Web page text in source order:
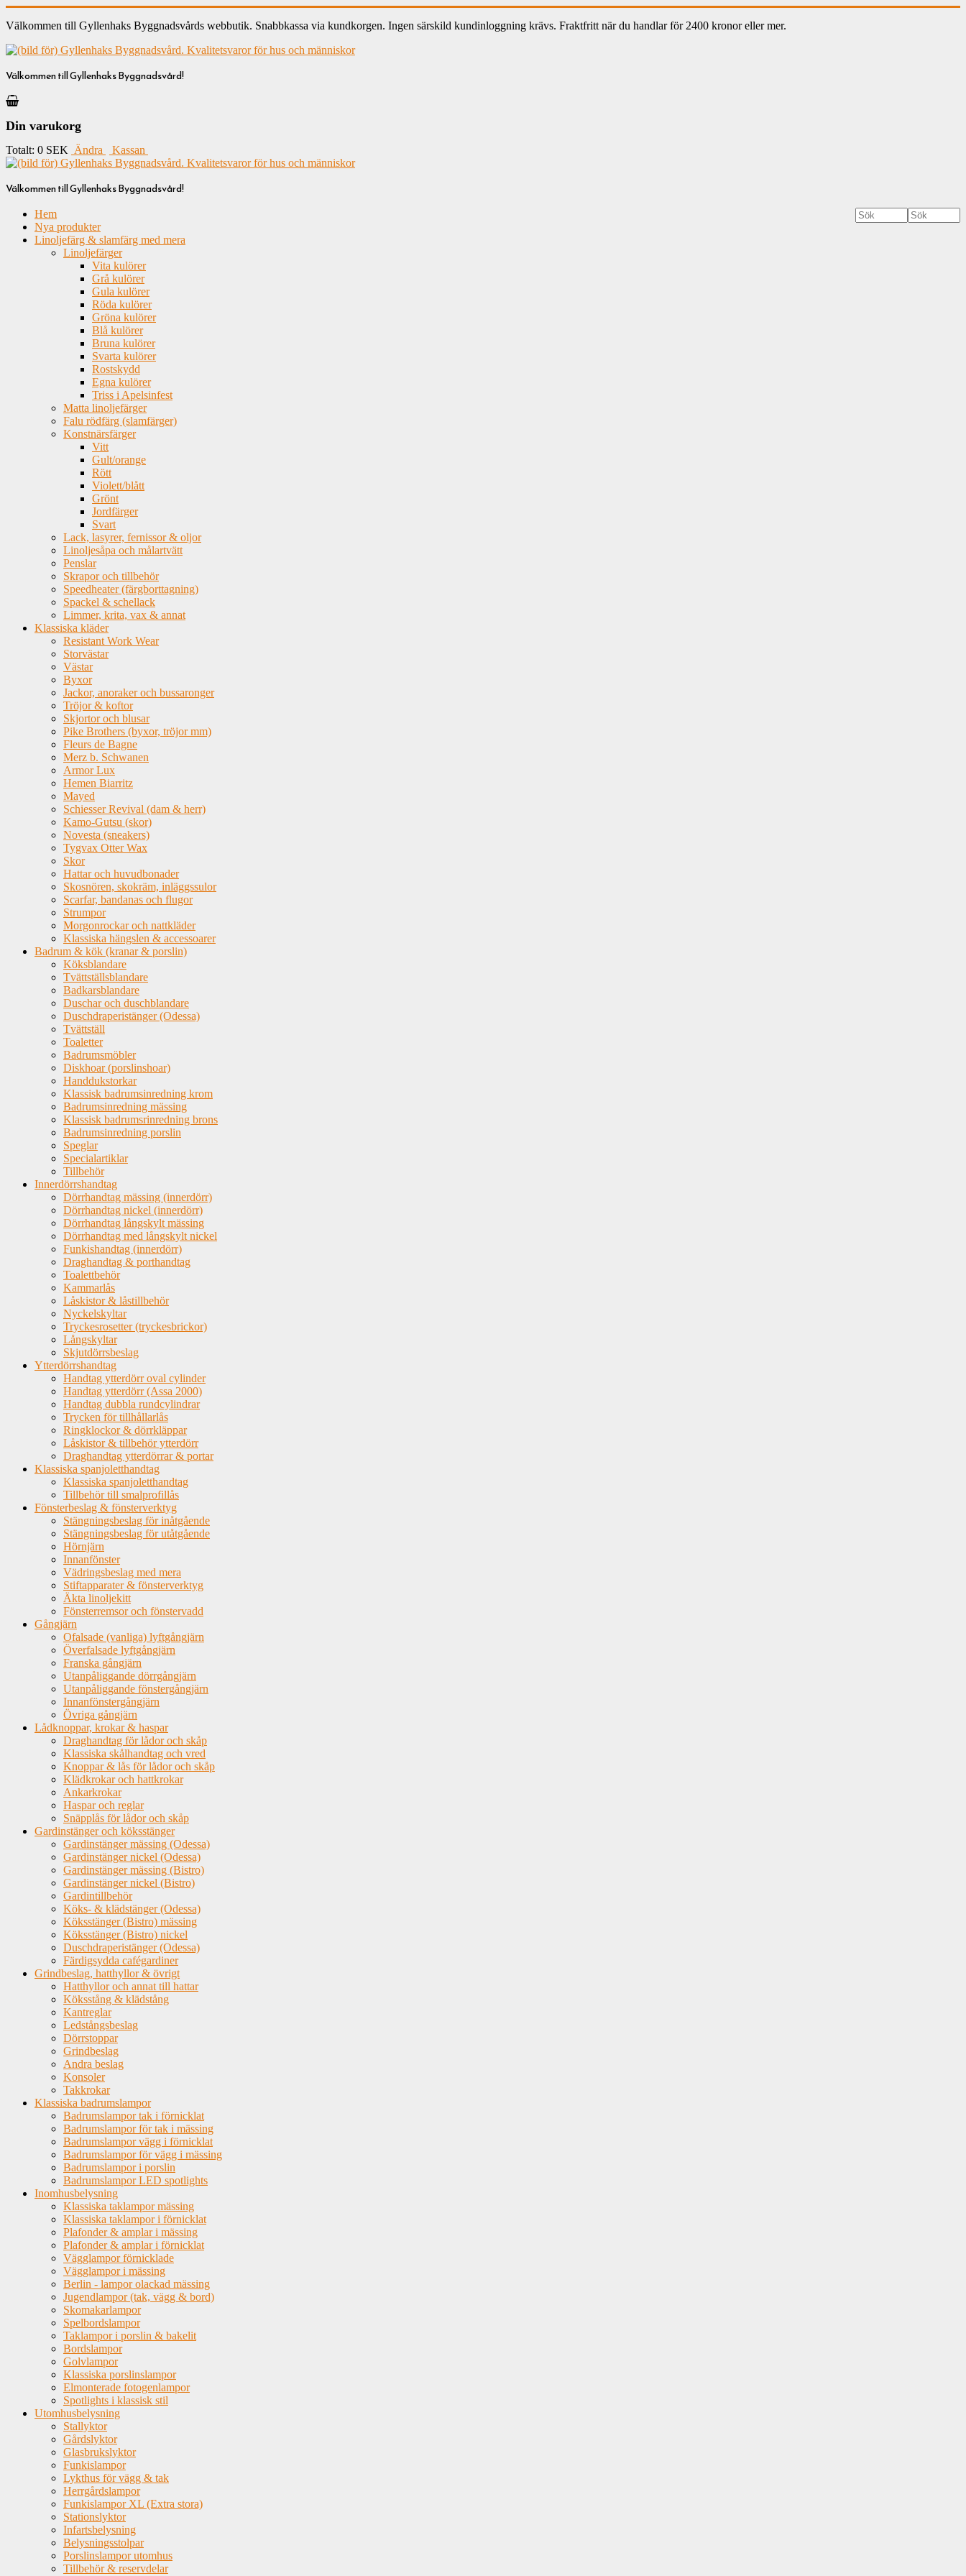
Välkommen till Gyllenhaks Byggnadsvårds webbutik. Snabbkassa via kundkorgen. Ingen särskild kundinloggning krävs. Fraktfritt när du handlar för 2400 kronor eller mer.
Välkommen till Gyllenhaks Byggnadsvård!
Din varukorg
Totalt: 0 SEK Ändra Kassan
Välkommen till Gyllenhaks Byggnadsvård!
Hem
Nya produkter
Linoljefärg & slamfärg med mera
Linoljefärger
Vita kulörer
Grå kulörer
Gula kulörer
Röda kulörer
Gröna kulörer
Blå kulörer
Bruna kulörer
Svarta kulörer
Rostskydd
Egna kulörer
Triss i Apelsinfest
Matta linoljefärger
Falu rödfärg (slamfärger)
Konstnärsfärger
Vitt
Gult/orange
Rött
Violett/blått
Grönt
Jordfärger
Svart
Lack, lasyrer, fernissor & oljor
Linoljesåpa och målartvätt
Penslar
Skrapor och tillbehör
Speedheater (färgborttagning)
Spackel & schellack
Limmer, krita, vax & annat
Klassiska kläder
Resistant Work Wear
Storvästar
Västar
Byxor
Jackor, anoraker och bussaronger
Tröjor & koftor
Skjortor och blusar
Pike Brothers (byxor, tröjor mm)
Fleurs de Bagne
Merz b. Schwanen
Armor Lux
Hemen Biarritz
Mayed
Schiesser Revival (dam & herr)
Kamo-Gutsu (skor)
Novesta (sneakers)
Tygvax Otter Wax
Skor
Hattar och huvudbonader
Skosnören, skokräm, inläggssulor
Scarfar, bandanas och flugor
Strumpor
Morgonrockar och nattkläder
Klassiska hängslen & accessoarer
Badrum & kök (kranar & porslin)
Köksblandare
Tvättställsblandare
Badkarsblandare
Duschar och duschblandare
Duschdraperistänger (Odessa)
Tvättställ
Toaletter
Badrumsmöbler
Diskhoar (porslinshoar)
Handdukstorkar
Klassisk badrumsinredning krom
Badrumsinredning mässing
Klassisk badrumsrinredning brons
Badrumsinredning porslin
Speglar
Specialartiklar
Tillbehör
Innerdörrshandtag
Dörrhandtag mässing (innerdörr)
Dörrhandtag nickel (innerdörr)
Dörrhandtag långskylt mässing
Dörrhandtag med långskylt nickel
Funkishandtag (innerdörr)
Draghandtag & porthandtag
Toalettbehör
Kammarlås
Låskistor & låstillbehör
Nyckelskyltar
Tryckesrosetter (tryckesbrickor)
Långskyltar
Skjutdörrsbeslag
Ytterdörrshandtag
Handtag ytterdörr oval cylinder
Handtag ytterdörr (Assa 2000)
Handtag dubbla rundcylindrar
Trycken för tillhållarlås
Ringklockor & dörrkläppar
Låskistor & tillbehör ytterdörr
Draghandtag ytterdörrar & portar
Klassiska spanjoletthandtag
Klassiska spanjoletthandtag
Tillbehör till smalprofillås
Fönsterbeslag & fönsterverktyg
Stängningsbeslag för inåtgående
Stängningsbeslag för utåtgående
Hörnjärn
Innanfönster
Vädringsbeslag med mera
Stiftapparater & fönsterverktyg
Äkta linoljekitt
Fönsterremsor och fönstervadd
Gångjärn
Ofalsade (vanliga) lyftgångjärn
Överfalsade lyftgångjärn
Franska gångjärn
Utanpåliggande dörrgångjärn
Utanpåliggande fönstergångjärn
Innanfönstergångjärn
Övriga gångjärn
Lådknoppar, krokar & haspar
Draghandtag för lådor och skåp
Klassiska skålhandtag och vred
Knoppar & lås för lådor och skåp
Klädkrokar och hattkrokar
Ankarkrokar
Haspar och reglar
Snäpplås för lådor och skåp
Gardinstänger och köksstänger
Gardinstänger mässing (Odessa)
Gardinstänger nickel (Odessa)
Gardinstänger mässing (Bistro)
Gardinstänger nickel (Bistro)
Gardintillbehör
Köks- & klädstänger (Odessa)
Köksstänger (Bistro) mässing
Köksstänger (Bistro) nickel
Duschdraperistänger (Odessa)
Färdigsydda cafégardiner
Grindbeslag, hatthyllor & övrigt
Hatthyllor och annat till hattar
Köksstång & klädstång
Kantreglar
Ledstångsbeslag
Dörrstoppar
Grindbeslag
Andra beslag
Konsoler
Takkrokar
Klassiska badrumslampor
Badrumslampor tak i förnicklat
Badrumslampor för tak i mässing
Badrumslampor vägg i förnicklat
Badrumslampor för vägg i mässing
Badrumslampor i porslin
Badrumslampor LED spotlights
Inomhusbelysning
Klassiska taklampor mässing
Klassiska taklampor i förnicklat
Plafonder & amplar i mässing
Plafonder & amplar i förnicklat
Vägglampor förnicklade
Vägglampor i mässing
Berlin - lampor olackad mässing
Jugendlampor (tak, vägg & bord)
Skomakarlampor
Spelbordslampor
Taklampor i porslin & bakelit
Bordslampor
Golvlampor
Klassiska porslinslampor
Elmonterade fotogenlampor
Spotlights i klassisk stil
Utomhusbelysning
Stallyktor
Gårdslyktor
Glasbrukslyktor
Funkislampor
Lykthus för vägg & tak
Herrgårdslampor
Funkislampor XL (Extra stora)
Stationslyktor
Infartsbelysning
Belysningsstolpar
Porslinslampor utomhus
Tillbehör & reservdelar